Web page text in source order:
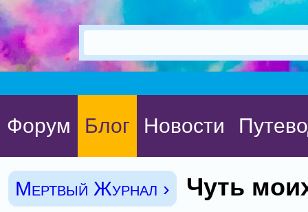
Форум Блог Новости
Мертвый Журнал ›
Чуть